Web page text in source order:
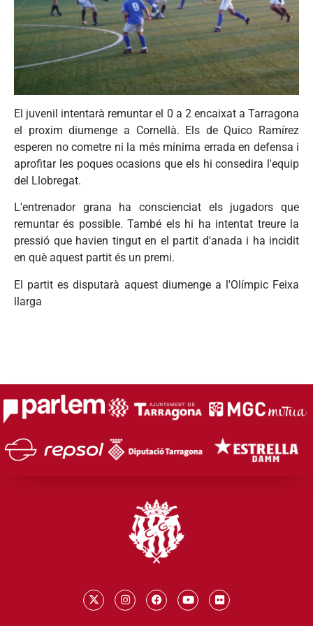
El juvenil intentarà remuntar el 0 a 2 encaixat a Tarragona
el proxim diumenge a Cornellà. Els de Quico Ramírez
esperen no cometre ni la més mínima errada en defensa i
aprofitar les poques ocasions que els hi consedira l'equip
del Llobregat.
L'entrenador grana ha conscienciat els jugadors que
remuntar és possible. També els hi ha intentat treure la
pressió que havien tingut en el partit d'anada i ha incidit
en què aquest partit és un premi.
El partit es disputarà aquest diumenge a l'Olímpic Feixa
llarga